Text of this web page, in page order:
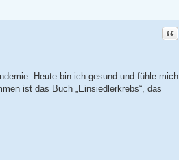
Zitat
Heute bin ich gesund und fühle mich
ist das Buch „Einsiedlerkrebs“, das